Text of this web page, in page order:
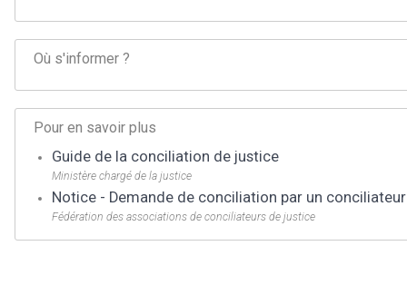
Où s'informer ?
Pour en savoir plus
Guide de la conciliation de justice
Ministère chargé de la justice
Notice - Demande de conciliation par un
Fédération des associations de conciliateurs de justice